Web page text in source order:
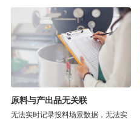
原料与产出品无关联
无法实时记录投料场景数据，无法实